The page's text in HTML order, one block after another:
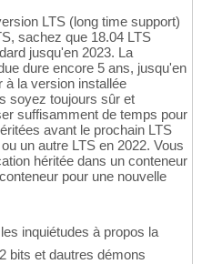
LTS (long time support)
sachez que 18.04 LTS
jusqu'en 2023. La
dure encore 5 ans, jusqu'en
à la version installée
soyez toujours sûr et
suffisamment de temps pour
avant le prochain LTS
un autre LTS en 2022. Vous
héritée dans un conteneur
pour une nouvelle
inquiétudes à propos la
bits et dautres démons